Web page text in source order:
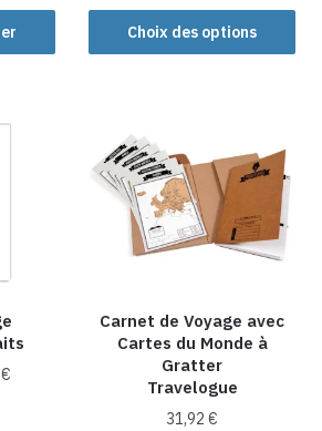
Choix des options
Ce
produit
Les
options
peuvent
être
la
page
du
produit
€
Carnet de Voyage avec
Cartes du Monde à
Gratter
Travelogue
31,92€